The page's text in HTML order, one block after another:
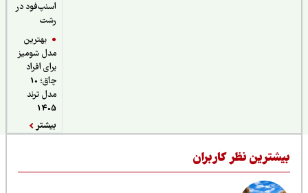
اسنپ‌فود در
بهترین
مدل شومیز
برای افراد
چاق؛ 10
مدل ترند
نظر کاربران